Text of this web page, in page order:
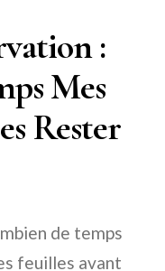
:
Mes
Rester
de temps
feuilles avant